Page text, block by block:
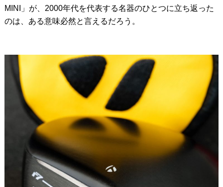
MINI」が、2000年代を代表する名器のひとつに立ち返った
のは、ある意味必然と言えるだろう。